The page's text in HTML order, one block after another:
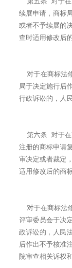
续展申请，商标
或者不予续展的
查时适用修改后
对于在商标法
局于决定施行后
行政诉讼的，人
第六条 对于在
注册的商标申请
审决定或者裁定
适用修改后的商标
对于在商标法
评审委员会于决
政诉讼的，人民
后作出不予核准
院审查相关诉权